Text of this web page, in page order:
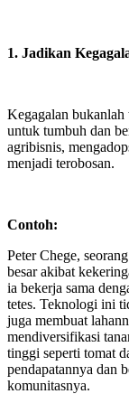
1. Jadikan
Kegagalan bukanlah
untuk tumbuh dan
agribisnis,
menjadi terobosan.
Contoh:
Peter Chege,
besar akibat
ia bekerja sama
tetes. Teknologi ini
juga membuat
mendiversifikasi
tinggi seperti tomat
pendapatannya dan
komunitasnya.